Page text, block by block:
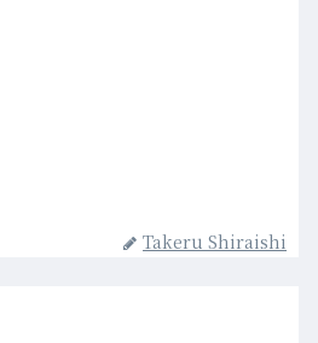
Takeru Shiraishi